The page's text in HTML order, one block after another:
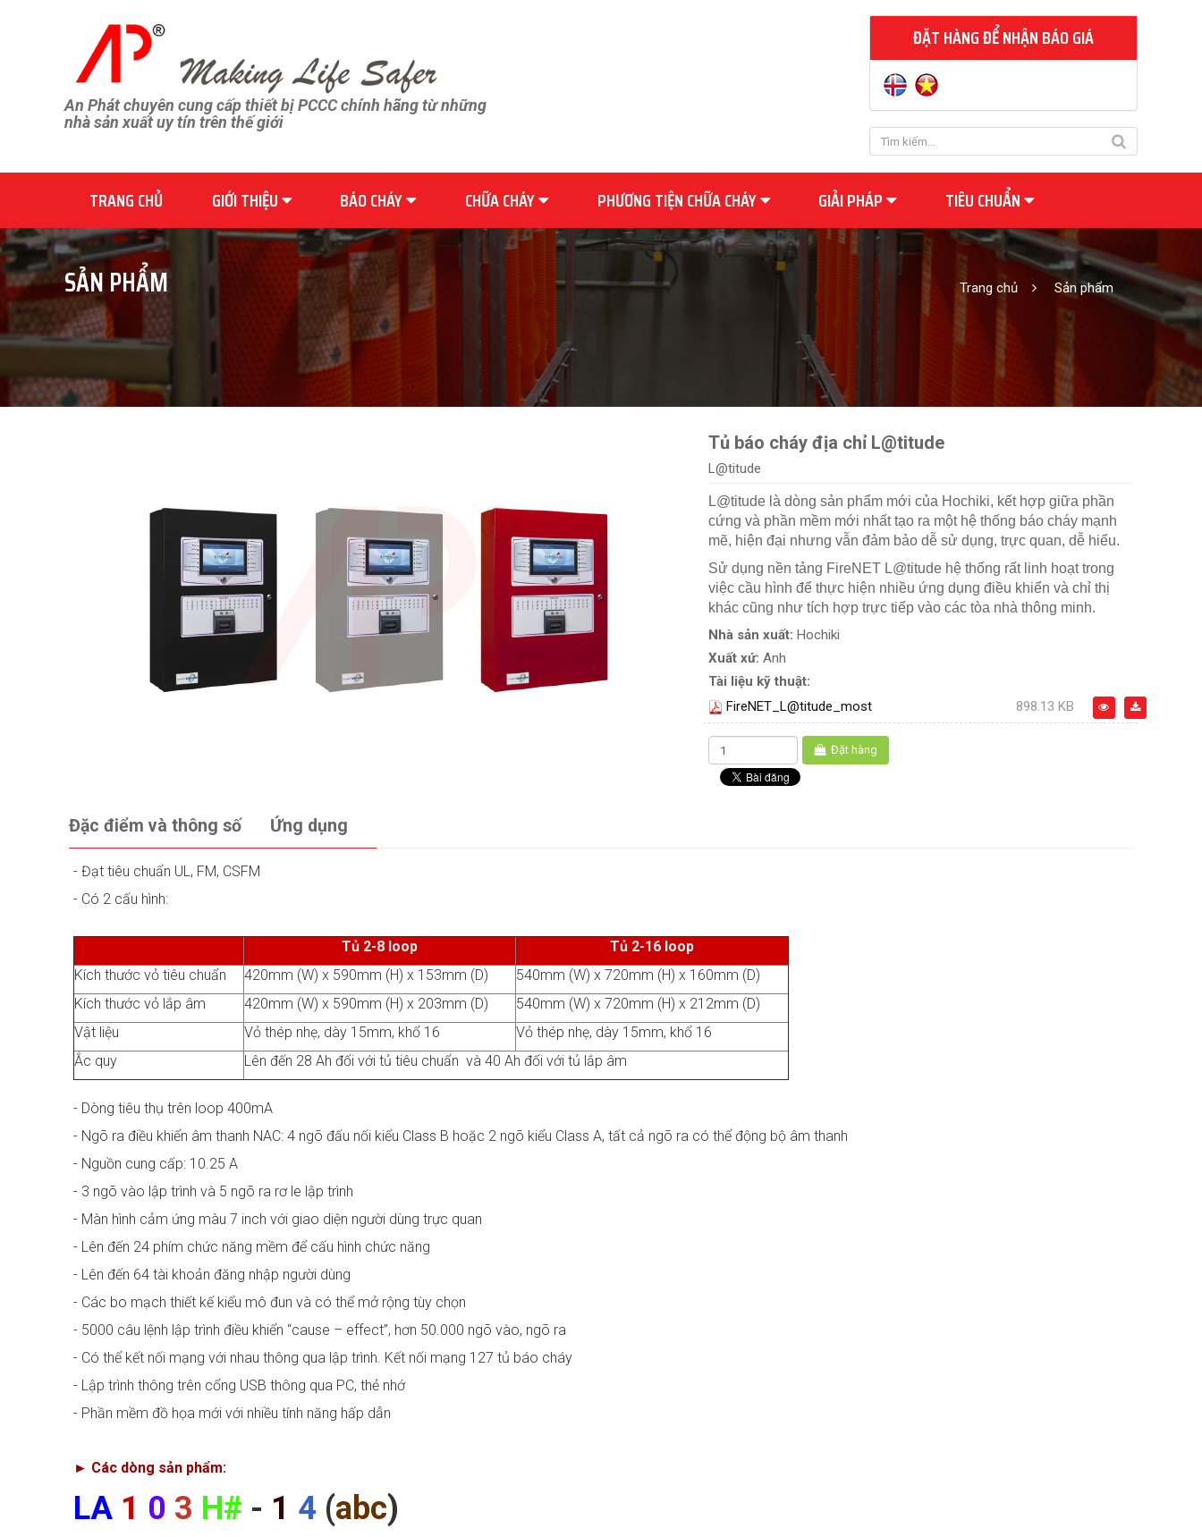
An Phát chuyên cung cấp thiết bị PCCC chính hãng từ những
nhà sản xuất uy tín trên thế giới
ĐẶT HÀNG ĐỂ NHẬN BÁO GIÁ
TRANG CHỦ GIỚI THIỆU BÁO CHÁY CHỮA CHÁY PHƯƠNG TIỆN CHỮA CHÁY GIẢI PHÁP TIÊU CHUẨN
SẢN PHẨM Trang chủ Sản phẩm
Tủ báo cháy địa chỉ L@titude
L@titude
L@titude là dòng sản phẩm mới của Hochiki, kết hợp giữa phần
cứng và phần mềm mới nhất tạo ra một hệ thống báo cháy mạnh
mẽ, hiện đại nhưng vẫn đảm bảo dễ sử dụng, trực quan, dễ hiểu.
Sử dụng nền tảng FireNET L@titude hệ thống rất linh hoạt trong
việc cầu hình để thực hiện nhiều ứng dụng điều khiển và chỉ thị
khác cũng như tích hợp trực tiếp vào các tòa nhà thông minh.
Nhà sản xuất: Hochiki
Xuất xứ: Anh
Tài liệu kỹ thuật:
FireNET_L@titude_most
898.13 KB
Đặt hàng
Đặc điểm và thông số Ứng dụng
- Đạt tiêu chuẩn UL, FM, CSFM
- Có 2 cấu hình:
Tủ 2-8 loop
Tủ 2-16 loop
Kích thước vỏ tiêu chuẩn
420mm (W) x 590mm (H) x 153mm (D)
540mm (W) x 720mm (H) x 160mm (D)
Kích thước vỏ lắp âm
420mm (W) x 590mm (H) x 203mm (D)
540mm (W) x 720mm (H) x 212mm (D)
Vật liệu
Vỏ thép nhẹ, dày 15mm, khổ 16
Vỏ thép nhẹ, dày 15mm, khổ 16
Ắc quy
Lên đến 28 Ah đối với tủ tiêu chuẩn và 40 Ah đối với tủ lắp âm
- Dòng tiêu thụ trên loop 400mA
- Ngõ ra điều khiển âm thanh NAC: 4 ngõ đấu nối kiểu Class B hoặc 2 ngõ kiểu Class A, tất cả ngõ ra có thể động bộ âm thanh
- Nguồn cung cấp: 10.25 A
- 3 ngõ vào lập trình và 5 ngõ ra rơ le lập trình
- Màn hình cảm ứng màu 7 inch với giao diện người dùng trực quan
- Lên đến 24 phím chức năng mềm để cấu hình chức năng
- Lên đến 64 tài khoản đăng nhập người dùng
- Các bo mạch thiết kế kiểu mô đun và có thể mở rộng tùy chọn
- 5000 câu lệnh lập trình điều khiển “cause – effect”, hơn 50.000 ngõ vào, ngõ ra
- Có thể kết nối mạng với nhau thông qua lập trình. Kết nối mạng 127 tủ báo cháy
- Lập trình thông trên cổng USB thông qua PC, thẻ nhớ
- Phần mềm đồ họa mới với nhiều tính năng hấp dẫn
► Các dòng sản phẩm:
LA 1 0 3 H# - 1 4 (abc)